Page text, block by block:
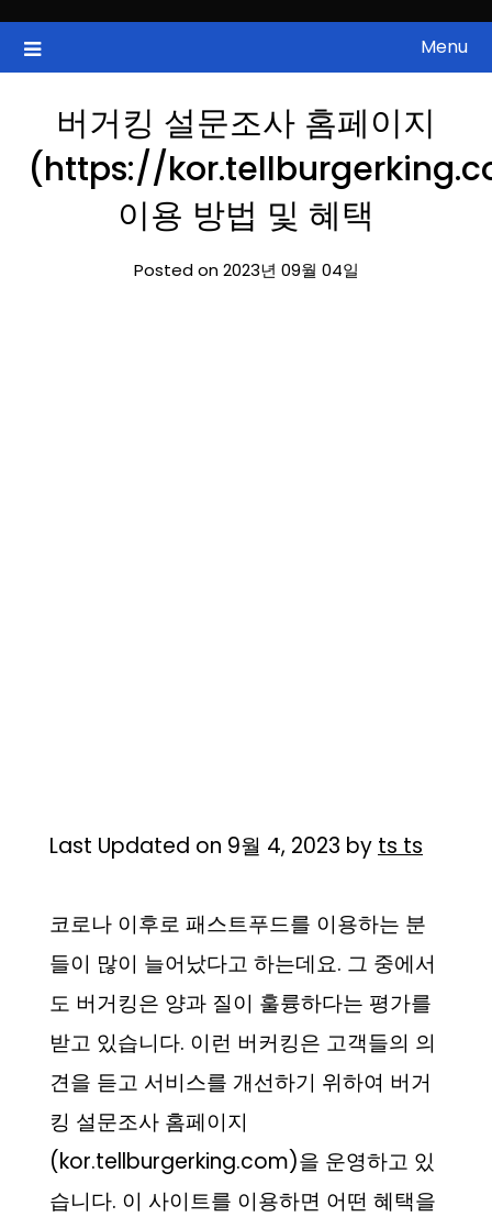
content
ZAN 주식정보
국내증시, 해외증시, 급등주, 낙폭과대, 골든크로스, 상한가, 하한가 등
의 주식 정보.
Menu
버거킹 설문조사 홈페이지
(https://
이용 방법 및 혜택
Posted on 2023년 09월 04일
Last Updated on 9월 4, 2023 by ts ts
코로나 이후로 패스트푸드를 이용하는 분
들이 많이 늘어났다고 하는데요. 그 중에서
도 버거킹은 양과 질이 훌륭하다는 평가를
받고 있습니다. 이런 버커킹은 고객들의 의
견을 듣고 서비스를 개선하기 위하여 버거
킹 설문조사 홈페이지
(kor.tellburgerking.com)을 운영하고 있
습니다. 이 사이트를 이용하면 어떤 혜택을